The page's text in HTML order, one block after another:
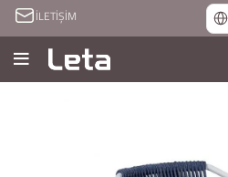
İLETİŞİM